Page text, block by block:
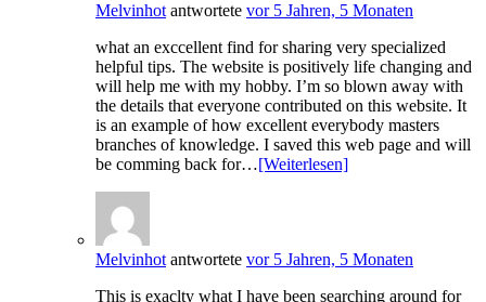
Melvinhotantwortete vor 5 Jahren, 5 Monaten
what an exccellent find for sharing very specialized
helpful tips. The website is positively life changing and
will help me with my hobby. I’m so blown away with
the details that everyone contributed on this website. It
is an example of how excellent everybody masters
branches of knowledge. I saved this web page and will
be comming back for…[Weiterlesen]
Melvinhotantwortete vor 5 Jahren, 5 Monaten
This is exaclty what I have been searching around for